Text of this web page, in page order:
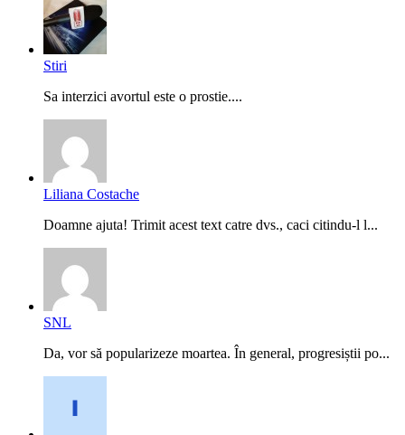
Stiri
Sa interzici avortul este o prostie....
Liliana Costache
Doamne ajuta! Trimit acest text catre dvs., caci citindu-l l...
SNL
Da, vor să popularizeze moartea. În general, progresiștii po...